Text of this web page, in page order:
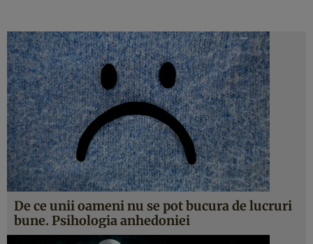
De ce unii oameni nu se pot bucura de lucruri
bune. Psihologia anhedoniei